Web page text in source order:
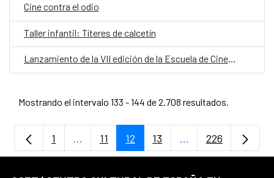
Cine contra el odio
Taller infantil: Títeres de calcetín
Lanzamiento de la VII edición de la Escuela de Cine Una Mirada Propia (UMP) 2026
Mostrando el intervalo 133 - 144 de 2.708 resultados.
Página
1 ...Páginas intermedias Use TAB para
Página
11 Página
12 Página
13 ...PáginasPágina
226